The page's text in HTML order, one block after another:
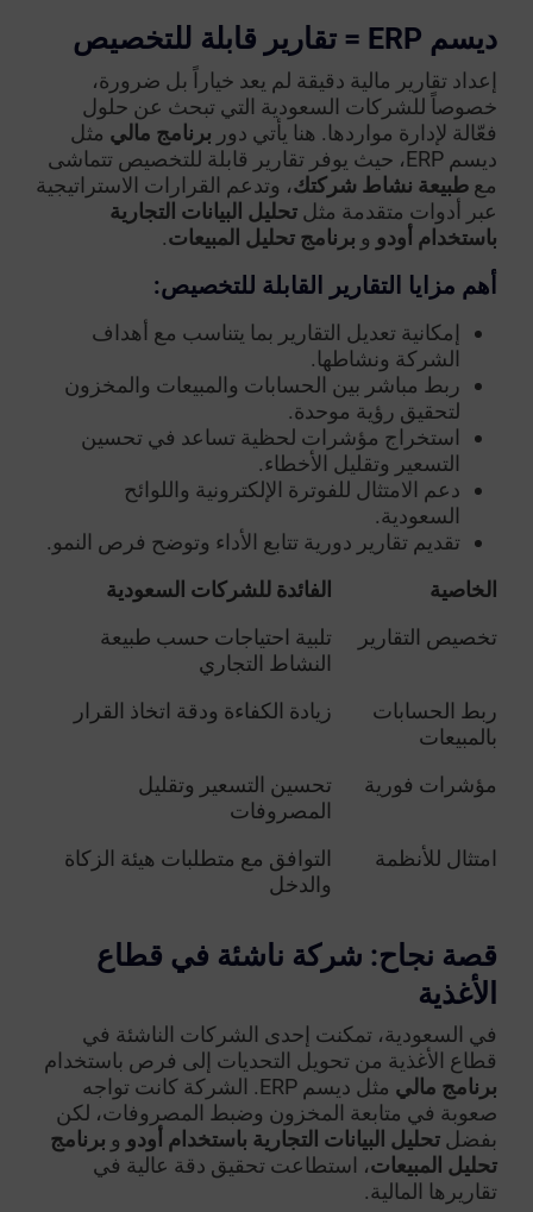
ديسم ERP = تقارير قابلة للتخصيص
إعداد تقارير مالية دقيقة لم يعد خياراً بل ضرورة،
خصوصاً للشركات السعودية التي تبحث عن حلول
فعّالة لإدارة مواردها. هنا يأتي دور برنامج مالي مثل
ديسم ERP، حيث يوفر تقارير قابلة للتخصيص تتماشى
مع طبيعة نشاط شركتك، وتدعم القرارات الاستراتيجية
عبر أدوات متقدمة مثل تحليل البيانات التجارية
باستخدام أودو و برنامج تحليل المبيعات.
أهم مزايا التقارير القابلة للتخصيص:
إمكانية تعديل التقارير بما يتناسب مع أهداف
الشركة ونشاطها.
ربط مباشر بين الحسابات والمبيعات والمخزون
لتحقيق رؤية موحدة.
استخراج مؤشرات لحظية تساعد في تحسين
التسعير وتقليل الأخطاء.
دعم الامتثال للفوترة الإلكترونية واللوائح
السعودية.
تقديم تقارير دورية تتابع الأداء وتوضح فرص النمو.
الخاصية
الفائدة للشركات السعودية
تخصيص التقارير
تلبية احتياجات حسب طبيعة
النشاط التجاري
ربط الحسابات
بالمبيعات
زيادة الكفاءة ودقة اتخاذ القرار
مؤشرات فورية
تحسين التسعير وتقليل
المصروفات
امتثال للأنظمة
التوافق مع متطلبات هيئة الزكاة
والدخل
قصة نجاح: شركة ناشئة في قطاع
الأغذية
في السعودية، تمكنت إحدى الشركات الناشئة في
قطاع الأغذية من تحويل التحديات إلى فرص باستخدام
برنامج مالي
مثل ديسم ERP. الشركة كانت تواجه
صعوبة في متابعة المخزون وضبط المصروفات، لكن
بفضل تحليل البيانات التجارية باستخدام أودو و برنامج
تحليل المبيعات، استطاعت تحقيق دقة عالية في
تقاريرها المالية.